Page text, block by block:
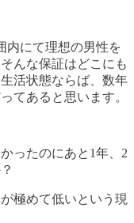
内にて理想の男性を
んな保証はどこにも
活状態ならば、数年
てあると思います。
ったのにあと1年、2
極めて低いという現